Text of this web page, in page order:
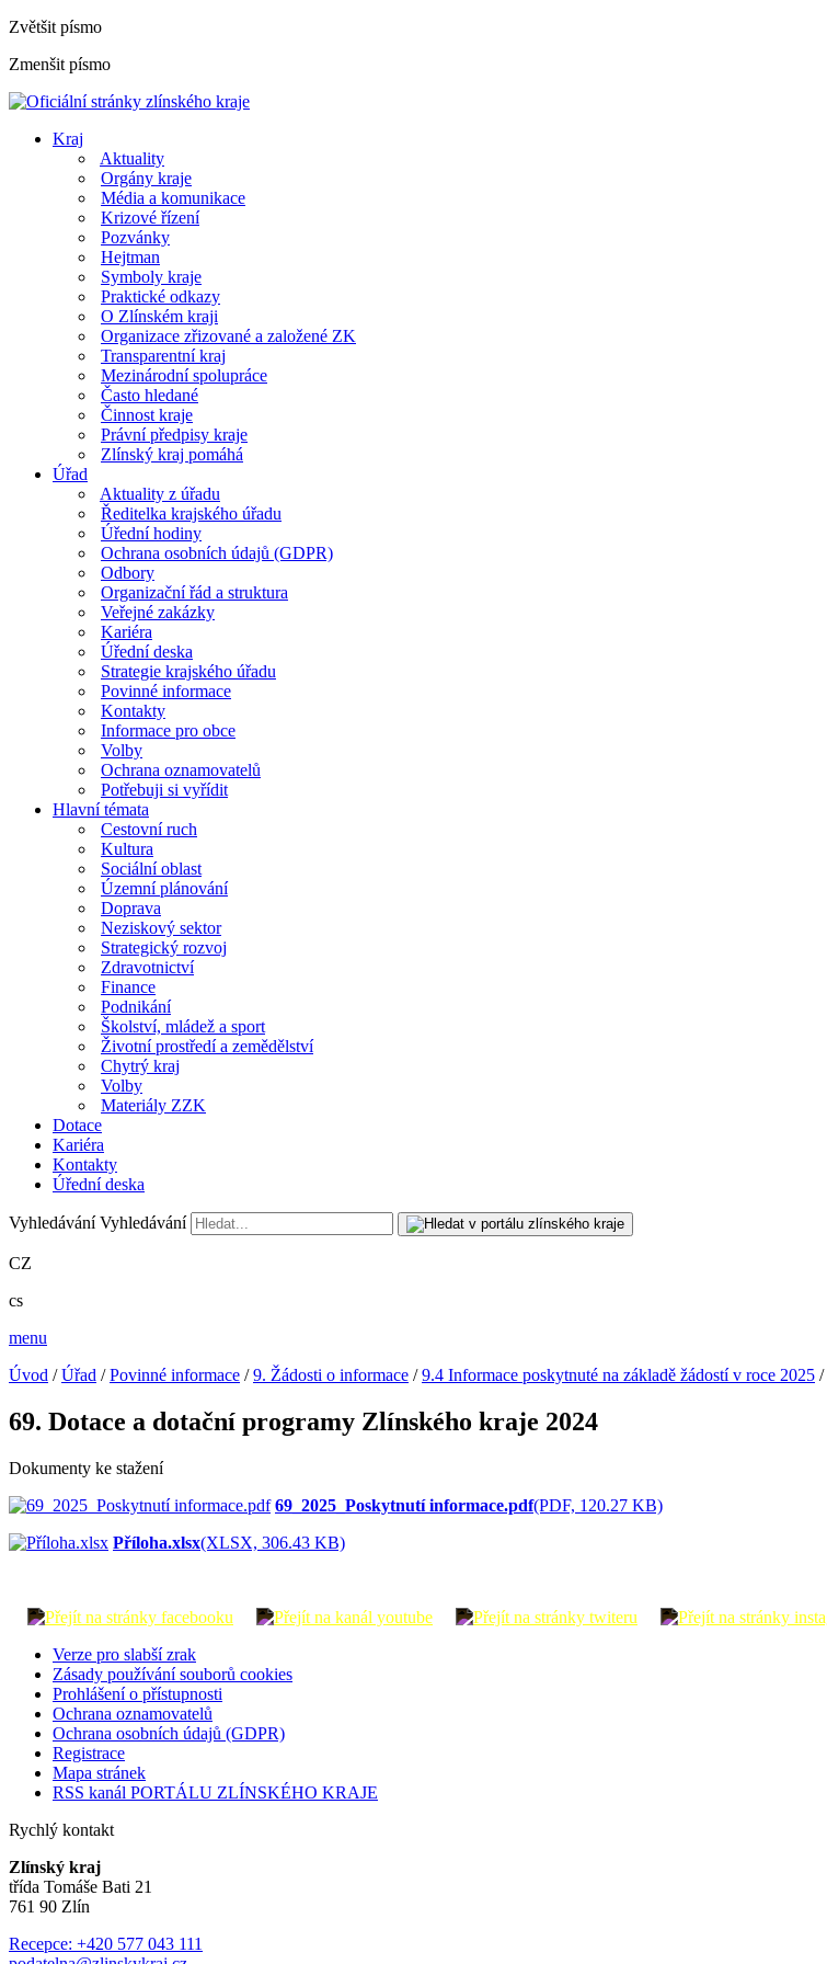
Zvětšit písmo
Zmenšit písmo
Kraj
Aktuality
Orgány kraje
Média a komunikace
Krizové řízení
Pozvánky
Hejtman
Symboly kraje
Praktické odkazy
O Zlínském kraji
Organizace zřizované a založené ZK
Transparentní kraj
Mezinárodní spolupráce
Často hledané
Činnost kraje
Právní předpisy kraje
Zlínský kraj pomáhá
Úřad
Aktuality z úřadu
Ředitelka krajského úřadu
Úřední hodiny
Ochrana osobních údajů (GDPR)
Odbory
Organizační řád a struktura
Veřejné zakázky
Kariéra
Úřední deska
Strategie krajského úřadu
Povinné informace
Kontakty
Informace pro obce
Volby
Ochrana oznamovatelů
Potřebuji si vyřídit
Hlavní témata
Cestovní ruch
Kultura
Sociální oblast
Územní plánování
Doprava
Neziskový sektor
Strategický rozvoj
Zdravotnictví
Finance
Podnikání
Školství, mládež a sport
Životní prostředí a zemědělství
Chytrý kraj
Volby
Materiály ZZK
Dotace
Kariéra
Kontakty
Úřední deska
Vyhledávání Vyhledávání
CZ
cs
menu
Úvod /Úřad /Povinné informace /9. Žádosti o informace /9.4 Informace poskytnuté na základě žádostí v roce 2025 /
69. Dotace a dotační programy Zlínského kraje 2024
Dokumenty ke stažení
69_2025_Poskytnutí informace.pdf(PDF, 120.27 KB)
Příloha.xlsx(XLSX, 306.43 KB)
Verze pro slabší zrak
Zásady používání souborů cookies
Prohlášení o přístupnosti
Ochrana oznamovatelů
Ochrana osobních údajů (GDPR)
Registrace
Mapa stránek
RSS kanál PORTÁLU ZLÍNSKÉHO KRAJE
Rychlý kontakt
Zlínský kraj
třída Tomáše Bati 21
761 90 Zlín
Recepce: +420 577 043 111